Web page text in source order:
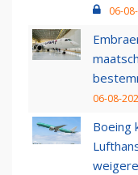
06-
06-08-
Boeing